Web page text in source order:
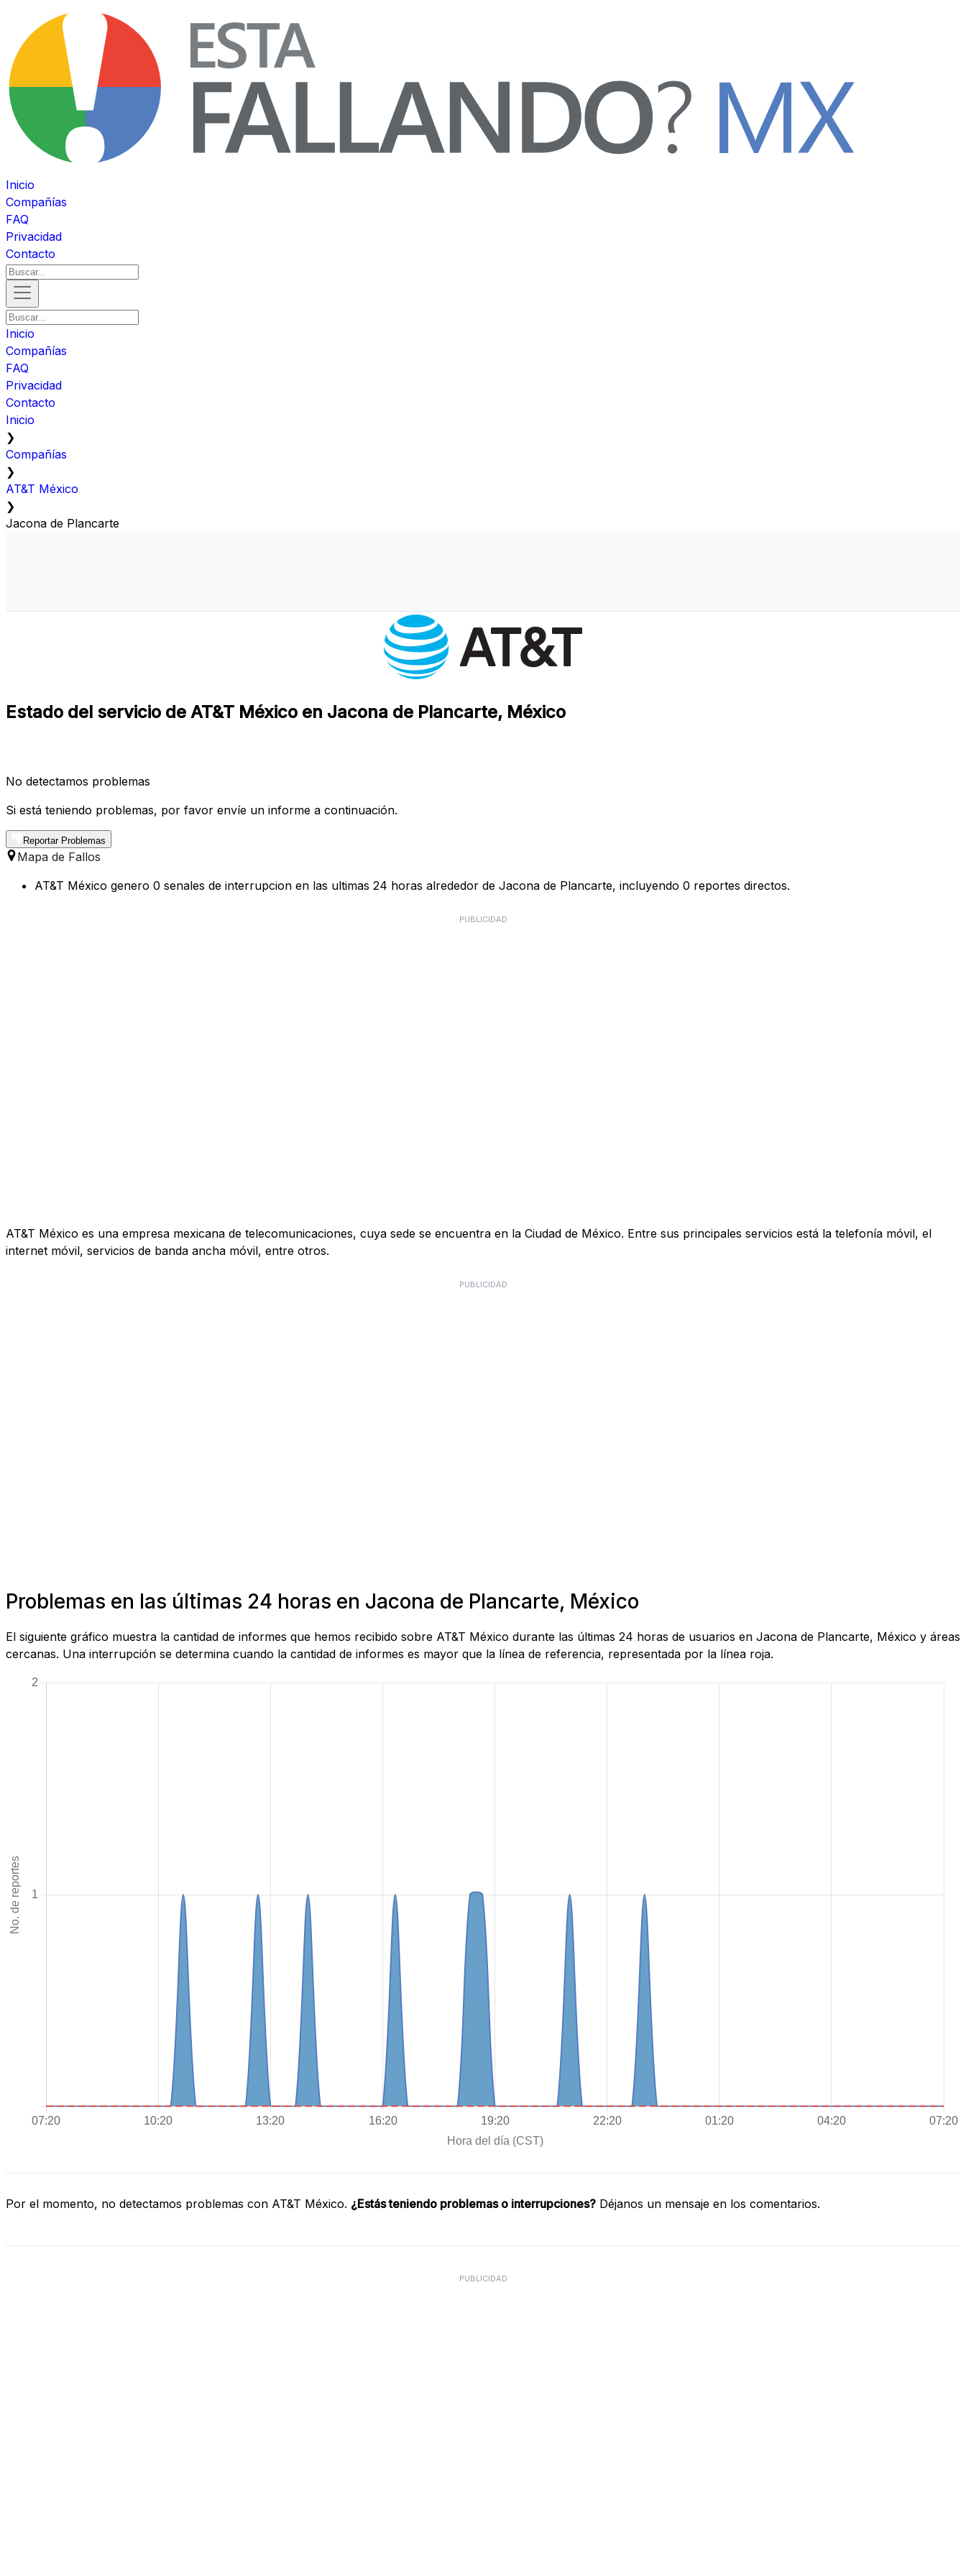
Inicio
Compañías
FAQ
Privacidad
Contacto
Inicio
Compañías
FAQ
Privacidad
Contacto
Inicio
❯
Compañías
❯
AT&T México
❯
Jacona de Plancarte
Estado del servicio de AT&T México en Jacona de Plancarte, México
No detectamos problemas
Si está teniendo problemas, por favor envíe un informe a continuación.
Reportar Problemas
Mapa de Fallos
AT&T México genero 0 senales de interrupcion en las ultimas 24 horas alrededor de Jacona de Plancarte, incluyendo 0 reportes directos.
PUBLICIDAD
AT&T México es una empresa mexicana de telecomunicaciones, cuya sede se encuentra en la Ciudad de México. Entre sus principales servicios está la telefonía móvil, el
internet móvil, servicios de banda ancha móvil, entre otros.
PUBLICIDAD
Problemas en las últimas 24 horas en Jacona de Plancarte, México
El siguiente gráfico muestra la cantidad de informes que hemos recibido sobre AT&T México durante las últimas 24 horas de usuarios en Jacona de Plancarte, México y áreas
cercanas. Una interrupción se determina cuando la cantidad de informes es mayor que la línea de referencia, representada por la línea roja.
Por el momento, no detectamos problemas con AT&T México. ¿Estás teniendo problemas o interrupciones? Déjanos un mensaje en los comentarios.
PUBLICIDAD